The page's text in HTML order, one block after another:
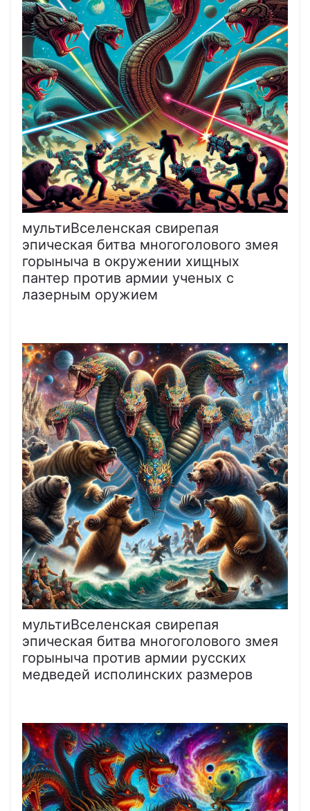
мультиВселенская свирепая
эпическая битва многоголового змея
горыныча в окружении хищных
пантер против армии ученых с
лазерным оружием
мультиВселенская свирепая
эпическая битва многоголового змея
горыныча против армии русских
медведей исполинских размеров